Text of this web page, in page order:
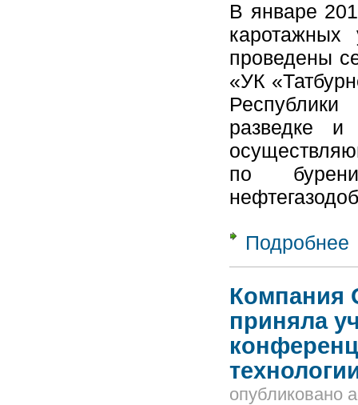
В январе
проведены
«УК
разведке и
по
Подробнее
Компания
приняла
опубликовано